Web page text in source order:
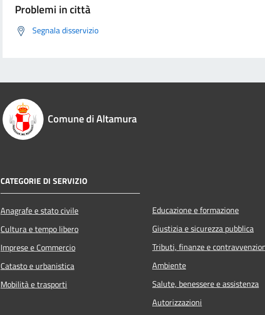
Problemi in città
Segnala disservizio
Comune di Altamura
CATEGORIE DI SERVIZIO
Anagrafe e stato civile
Cultura e tempo libero
Imprese e Commercio
Catasto e urbanistica
Mobilità e trasporti
Educazione e formazione
Giustizia e sicurezza pubblica
Tributi, finanze e
Ambiente
Salute, benessere e assistenza
Autorizzazioni